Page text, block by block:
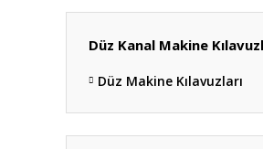
Düz Kanal Makine
Düz Makine Kılavuzları